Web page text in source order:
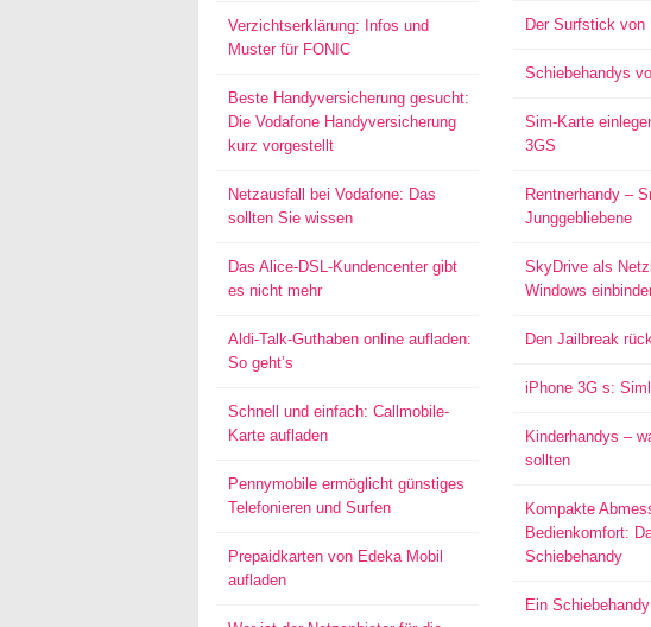
Verzichtserklärung: Infos und
Muster für FONIC
Beste Handyversicherung gesucht:
Die Vodafone Handyversicherung
kurz vorgestellt
Netzausfall bei Vodafone: Das
sollten Sie wissen
Das Alice-DSL-Kundencenter gibt
es nicht mehr
Aldi-Talk-Guthaben online aufladen:
So geht’s
Schnell und einfach: Callmobile-
Karte aufladen
Pennymobile ermöglicht günstiges
Telefonieren und Surfen
Prepaidkarten von Edeka Mobil
aufladen
Der Surfstick von
Schiebehandys
Sim-Karte
3GS
Rentnerhandy –
Junggebliebene
SkyDrive als
Windows
Den Jailbreak
iPhone 3G s:
Kinderhandys –
sollten
Kompakte
Bedienkomfort:
Schiebehandy
Ein